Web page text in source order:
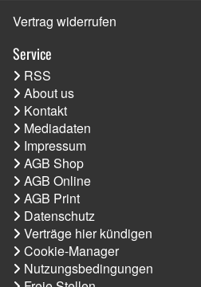
Vertrag widerrufen
Service
RSS
About us
Kontakt
Mediadaten
Impressum
AGB Shop
AGB Online
AGB Print
Datenschutz
Verträge hier kündigen
Cookie-Manager
Nutzungsbedingungen